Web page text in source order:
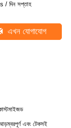
/ দিন সপ্তাহ
এখন যোগাযোগ
এবং টেকসই